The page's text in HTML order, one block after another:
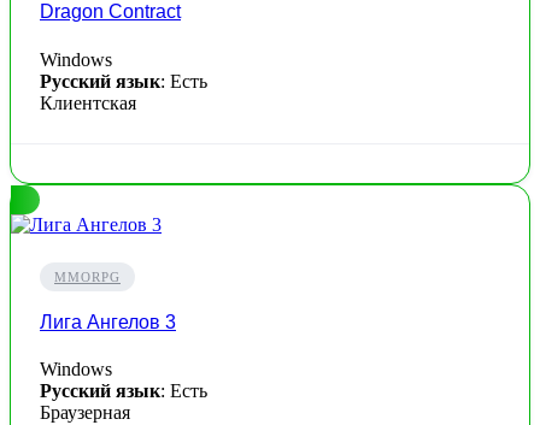
Dragon Contract
Windows
Русский язык: Есть
Клиентская
MMORPG
Лига Ангелов 3
Windows
Русский язык: Есть
Браузерная